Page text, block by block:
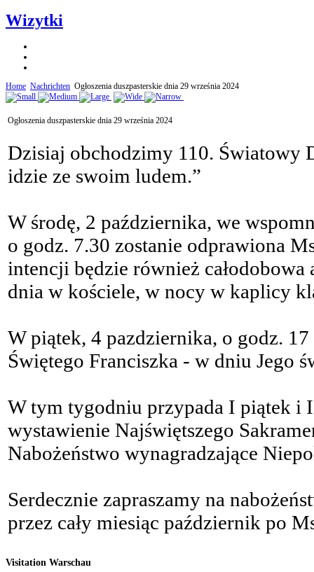
Wizytki
Home Nachrichten Ogłoszenia duszpasterskie dnia 29 września 2024
Ogłoszenia duszpasterskie dnia 29 września 2024
Dzisiaj obchodzimy 110. Światowy
idzie ze swoim ludem.”
W środę, 2 października, we
o godz. 7.30 zostanie odprawiona
intencji będzie również
dnia w kościele, w nocy w kaplicy
W piątek, 4 pazdziernika, o godz.
Świętego Franciszka - w dniu Jego
W tym tygodniu przypada I piątek i I
wystawienie Najświętszego
Nabożeństwo wynagradzające
Serdecznie zapraszamy na
przez cały miesiąc październik po
Visitation Warschau